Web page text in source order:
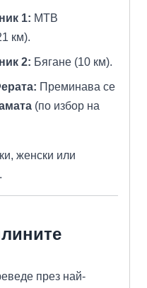
1: MTB
км).
2: Бягане (10 км).
Преминава се
(по избор на
женски или
през най-